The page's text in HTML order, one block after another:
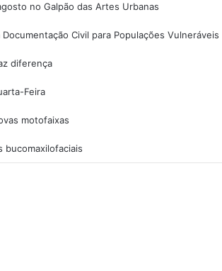
no Galpão das Artes Urbanas
Civil para Populações Vulneráveis
diferença
Feira
motofaixas
bucomaxilofaciais